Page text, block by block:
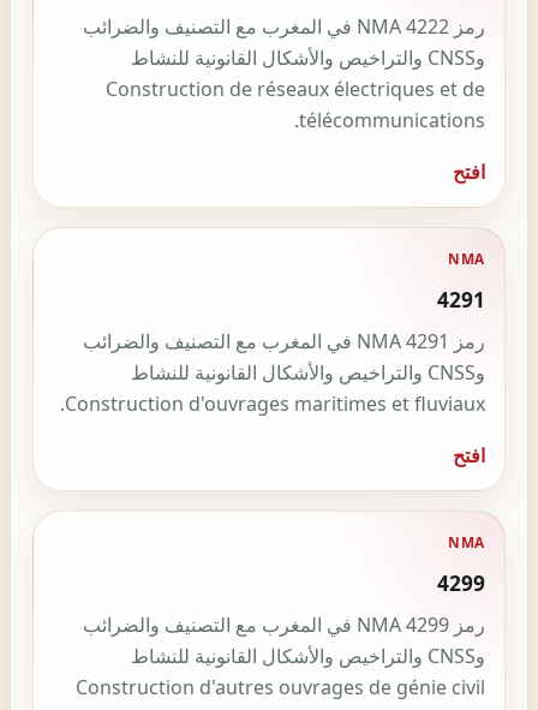
رمز NMA 4222 في المغرب مع التصنيف والضرائب
وCNSS والتراخيص والأشكال القانونية للنشاط
Construction de réseaux électriques et de
télécommunications.
افتح
NMA
4291
رمز NMA 4291 في المغرب مع التصنيف والضرائب
وCNSS والتراخيص والأشكال القانونية للنشاط
Construction d'ouvrages maritimes et fluviaux.
افتح
NMA
4299
رمز NMA 4299 في المغرب مع التصنيف والضرائب
وCNSS والتراخيص والأشكال القانونية للنشاط
Construction d'autres ouvrages de génie civil